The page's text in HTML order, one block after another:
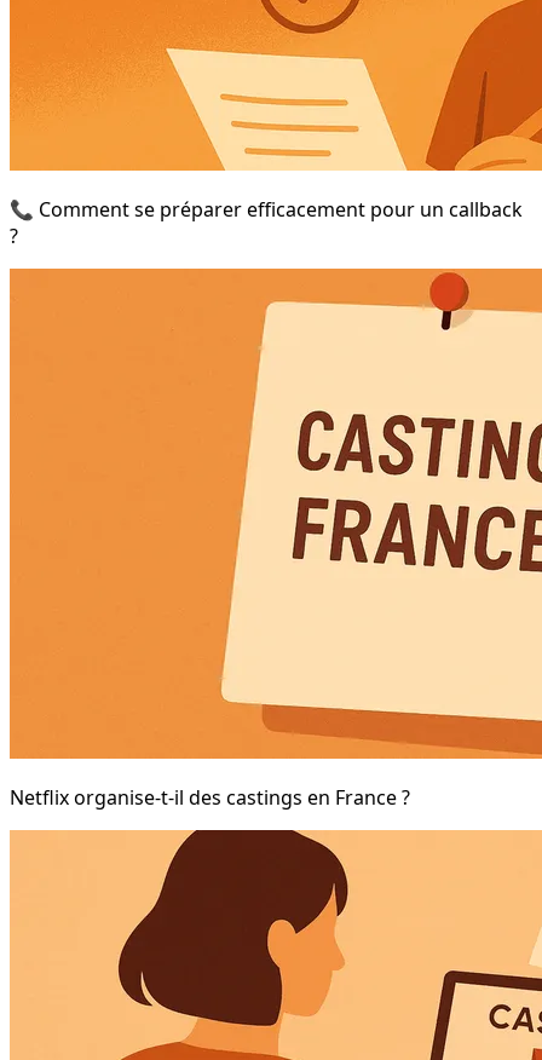
📞 Comment se préparer efficacement pour un callback
?
Netflix organise-t-il des castings en France ?